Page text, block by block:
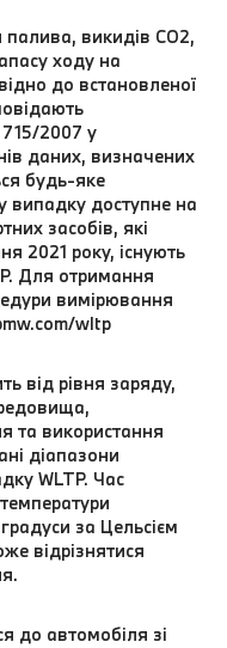
викидів CO2,
ходу на
до встановленої
2007 у
даних, визначених
будь-яке
випадку доступне на
засобів, які
2021 року, існують
Для отримання
вимірювання
wltp
від рівня заряду,
та використання
діапазони
WLTP. Час
за Цельсієм
відрізнятися
до автомобіля зі